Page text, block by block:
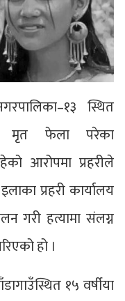
स्थित
मृत फेला परेका
आरोपमा प्रहरीले
प्रहरी कार्यालय
गरी हत्यामा संलग्न
हो ।
१५ वर्षीया